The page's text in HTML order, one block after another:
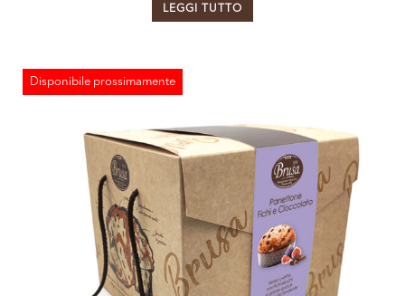
LEGGI TUTTO
Disponibile prossimamente
ESAURITO